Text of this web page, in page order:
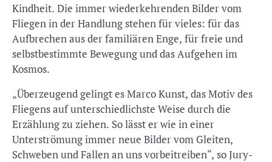
Kindheit. Die immer wiederkehrenden Bilder vom
Fliegen in der Handlung stehen für vieles: für das
Aufbrechen aus der familiären Enge, für freie und
selbstbestimmte Bewegung und das Aufgehen im
Kosmos.
„Überzeugend gelingt es Marco Kunst, das Motiv des
Fliegens auf unterschiedlichste Weise durch die
Erzählung zu ziehen. So lässt er wie in einer
Unterströmung immer neue Bilder vom Gleiten,
Schweben und Fallen an uns vorbeitreiben“, so Jury-